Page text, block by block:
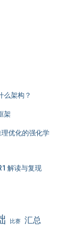
么架构？
架
理优化的强化学
解读与复现
比赛 汇总